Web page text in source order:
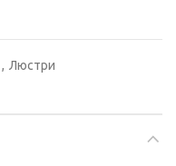
, Люстри